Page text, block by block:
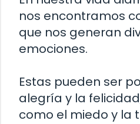
nos encontramos
que nos generan
emociones.
Estas pueden ser
alegría y la
como el miedo y la